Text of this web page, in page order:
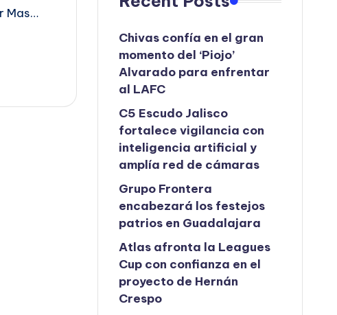
Mas…
Chivas confía en el gran
momento del ‘Piojo’
Alvarado para enfrentar
al LAFC
C5 Escudo Jalisco
fortalece vigilancia con
inteligencia artificial y
amplía red de cámaras
Grupo Frontera
encabezará los festejos
patrios en Guadalajara
Atlas afronta la Leagues
Cup con confianza en el
proyecto de Hernán
Crespo